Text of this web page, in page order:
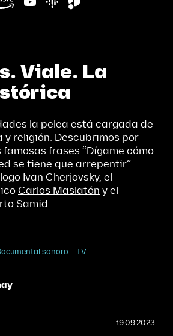
Viale. La
la pelea está cargada de
religión. Descubrimos por
frases “Dígame cómo
se tiene que arrepentir”
Ivan Cherjovsky, el
Carlos Maslatón y el
Samid.
sonoro TV
19.09.2023